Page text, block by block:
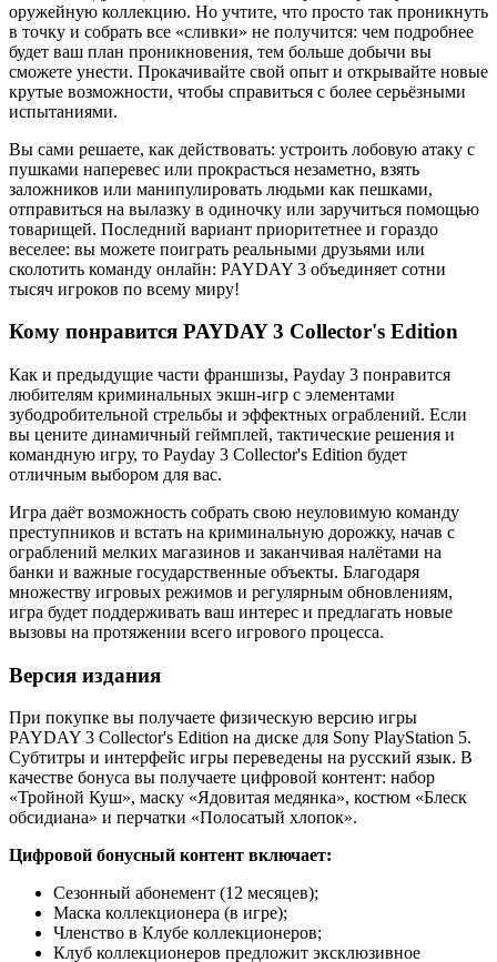
оружейную коллекцию. Но учтите, что просто так проникнуть
в точку и собрать все «сливки» не получится: чем подробнее
будет ваш план проникновения, тем больше добычи вы
сможете унести. Прокачивайте свой опыт и открывайте новые
крутые возможности, чтобы справиться с более серьёзными
испытаниями.
Вы сами решаете, как действовать: устроить лобовую атаку с
пушками наперевес или прокрасться незаметно, взять
заложников или манипулировать людьми как пешками,
отправиться на вылазку в одиночку или заручиться помощью
товарищей. Последний вариант приоритетнее и гораздо
веселее: вы можете поиграть реальными друзьями или
сколотить команду онлайн: PAYDAY 3 объединяет сотни
тысяч игроков по всему миру!
Кому понравится PAYDAY 3 Collector's Edition
Как и предыдущие части франшизы, Payday 3 понравится
любителям криминальных экшн-игр с элементами
зубодробительной стрельбы и эффектных ограблений. Если
вы цените динамичный геймплей, тактические решения и
командную игру, то Payday 3 Collector's Edition будет
отличным выбором для вас.
Игра даёт возможность собрать свою неуловимую команду
преступников и встать на криминальную дорожку, начав с
ограблений мелких магазинов и заканчивая налётами на
банки и важные государственные объекты. Благодаря
множеству игровых режимов и регулярным обновлениям,
игра будет поддерживать ваш интерес и предлагать новые
вызовы на протяжении всего игрового процесса.
Версия издания
При покупке вы получаете физическую версию игры
PAYDAY 3 Collector's Edition на диске для Sony PlayStation 5.
Субтитры и интерфейс игры переведены на русский язык. В
качестве бонуса вы получаете цифровой контент: набор
«Тройной Куш», маску «Ядовитая медянка», костюм «Блеск
обсидиана» и перчатки «Полосатый хлопок».
Цифровой бонусный контент включает:
Сезонный абонемент (12 месяцев);
Маска коллекционера (в игре);
Членство в Клубе коллекционеров;
Клуб коллекционеров предложит эксклюзивное